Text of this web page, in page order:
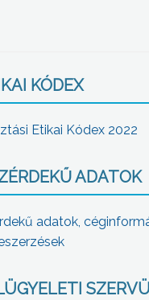
KÓDEX
Etikai Kódex 2022
ADATOK
adatok,